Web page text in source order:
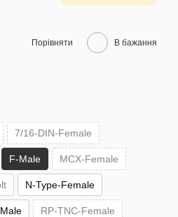
Порівняти В бажання
7/16-DIN-Female
F-Male MCX-Female
N-Type-Female
RP-TNC-Female